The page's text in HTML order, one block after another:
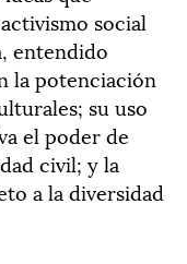
social
entendido
la potenciación
su uso
el poder de
civil; y la
a la diversidad